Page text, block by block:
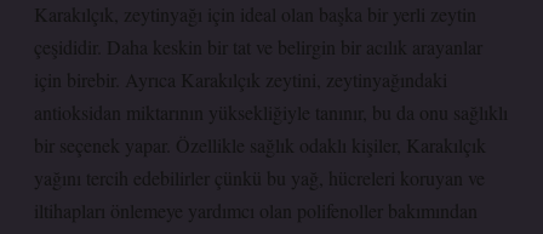
Karakılçık, zeytinyağı için ideal olan başka bir yerli zeytin
çeşididir. Daha keskin bir tat ve belirgin bir acılık arayanlar
için birebir. Ayrıca Karakılçık zeytini, zeytinyağındaki
antioksidan miktarının yüksekliğiyle tanınır, bu da onu sağlıklı
bir seçenek yapar. Özellikle sağlık odaklı kişiler, Karakılçık
yağını tercih edebilirler çünkü bu yağ, hücreleri koruyan ve
iltihapları önlemeye yardımcı olan polifenoller bakımından